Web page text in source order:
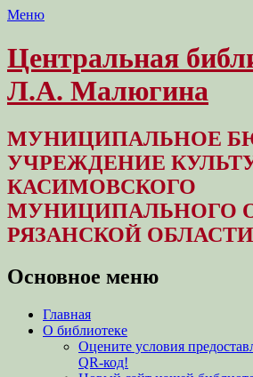
Меню
Центральная
Л.А. Малюгина
МУНИЦИПАЛЬНОЕ
УЧРЕЖДЕНИЕ
КАСИМОВСКОГО
МУНИЦИПАЛЬНОГО
РЯЗАНСКОЙ ОБЛАСТИ
Основное меню
Перейти
содержимому
Главная
О библиотеке
Оцените условия
QR-код!